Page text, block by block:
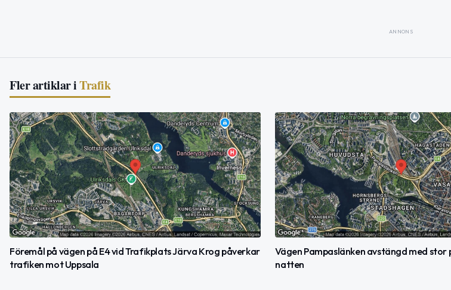
ANNONS
Fler artiklar iTrafik
Föremål på vägen på E4 vid Trafikplats Järva Krog påverkar
trafiken mot Uppsala
Vägen Pampaslänken avstängd med stor
natten